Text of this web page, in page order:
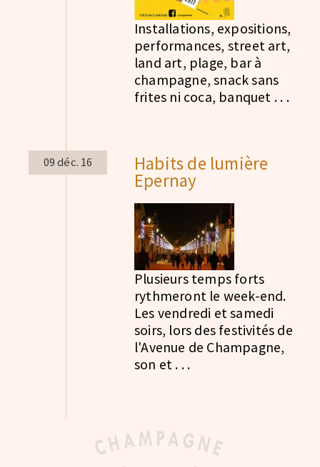
Installations, expositions,
performances, street art,
land art, plage, bar à
champagne, snack sans
frites ni coca, banquet . . .
09 déc. 16 Habits de lumière
Epernay
Plusieurs temps forts
rythmeront le week-end.
Les vendredi et samedi
soirs, lors des festivités de
l'Avenue de Champagne,
son et . . .